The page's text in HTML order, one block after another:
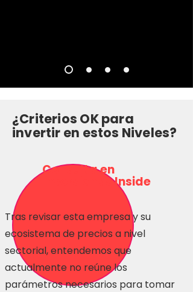
¿Criterios OK para
invertir en estos Niveles?
Consulta en
Inversionas Inside
Tras revisar esta empresa y su
ecosistema de precios a nivel
sectorial, entendemos que
actualmente no reúne los
parámetros necesarios para tomar